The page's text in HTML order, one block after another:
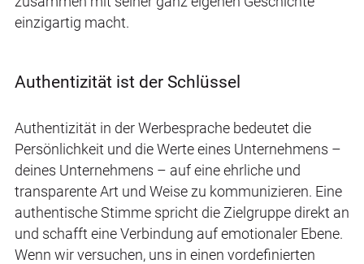
einzigartig macht.
Authentizität ist der Schlüssel
Authentizität in der Werbesprache bedeutet die
Persönlichkeit und die Werte eines Unternehmens –
deines Unternehmens – auf eine ehrliche und
transparente Art und Weise zu kommunizieren. Eine
authentische Stimme spricht die Zielgruppe direkt an
und schafft eine Verbindung auf emotionaler Ebene.
Wenn wir versuchen, uns in einen vordefinierten